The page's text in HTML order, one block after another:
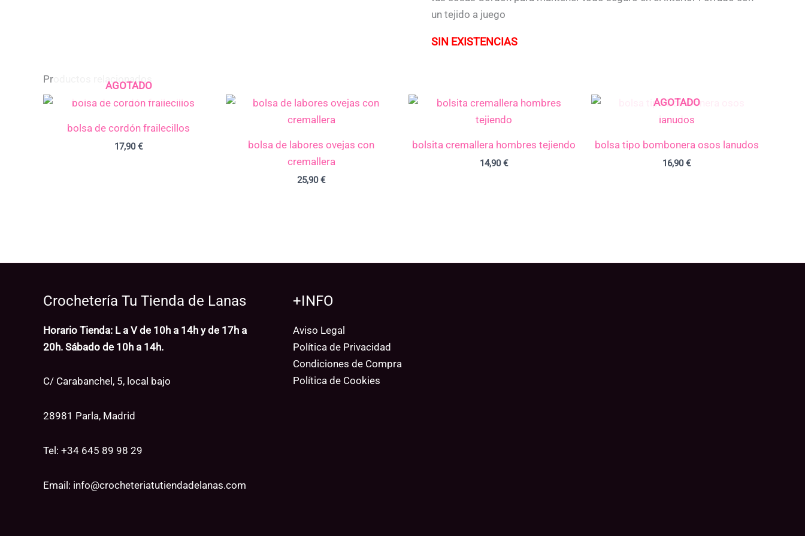
un tejido a juego
SIN EXISTENCIAS
Productos relacionados
AGOTADO
bolsa de cordón frailecillos
17,90€
bolsa de labores ovejas con
cremallera
25,90€
bolsita cremallera hombres tejiendo
14,90€
AGOTADO
bolsa tipo bombonera osos lanudos
16,90€
Crochetería Tu Tienda de Lanas
Horario Tienda: L a V de 10h a 14h y de 17h a
20h. Sábado de 10h a 14h.
C/ Carabanchel, 5, local bajo
28981 Parla, Madrid
Tel: +34 645 89 98 29
Email: info@crocheteriatutiendadelanas.com
+INFO
Aviso Legal
Política de Privacidad
Condiciones de Compra
Política de Cookies